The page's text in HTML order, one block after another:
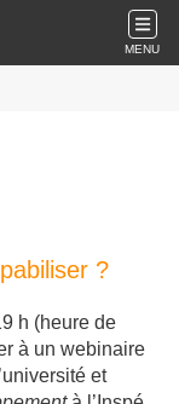
MENU
?
h (heure de
à un webinaire
et